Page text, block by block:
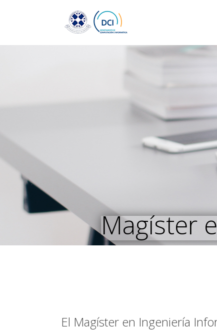
Magíster
El Magíster en Ingeniería